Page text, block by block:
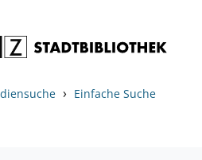
› Einfache Suche